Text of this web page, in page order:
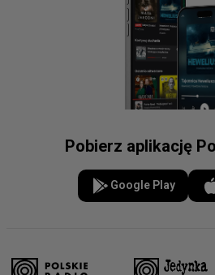
Pobierz aplikację
Google Play